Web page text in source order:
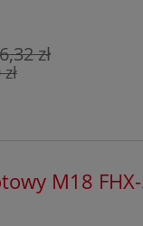
zł
M18